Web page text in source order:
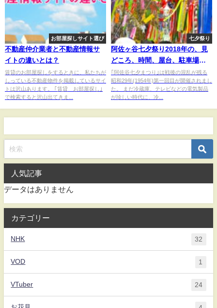
お部屋探しサイト選び
不動産仲介業者と不動産情報サ
イトの違いとは？
賃貸のお部屋探しをするときに、私たちが
しっている不動産物件を掲載しているサイ
トは沢山あります。 ｢賃貸 お部屋探し｣
で検索すると沢山出てきま...
七夕祭り
阿佐ヶ谷七夕祭り2018年の、見
どころ、時間、屋台、駐車場、
イベントなどを調べてみた。
｢阿佐谷七夕まつり｣は戦後の混乱が残る
昭和29年(1954年)第一回目が開催されまし
た。 まだ冷蔵庫、テレビなどの電気製品
が珍しい時代に、冷...
人気記事
データはありません
カテゴリー
NHK 32
VOD 1
VTuber 24